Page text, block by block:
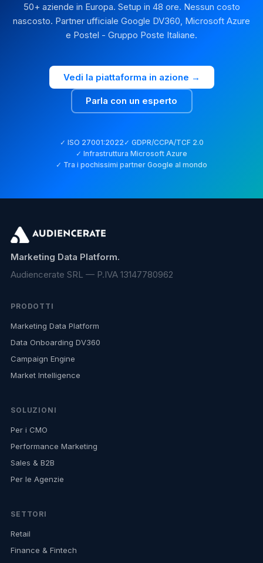
50+ aziende in Europa. Setup in 48 ore. Nessun costo
nascosto. Partner ufficiale Google DV360, Microsoft Azure
e Postel - Gruppo Poste Italiane.
Vedi la piattaforma in azione →
Parla con un esperto
✓ ISO 27001:2022 ✓ GDPR/CCPA/TCF 2.0
✓ Infrastruttura Microsoft Azure
✓ Tra i pochissimi partner Google al mondo
Marketing Data Platform.
Audiencerate SRL — P.IVA 13147780962
PRODOTTI
Marketing Data Platform
Data Onboarding DV360
Campaign Engine
Market Intelligence
SOLUZIONI
Per i CMO
Performance Marketing
Sales & B2B
Per le Agenzie
SETTORI
Retail
Finance & Fintech